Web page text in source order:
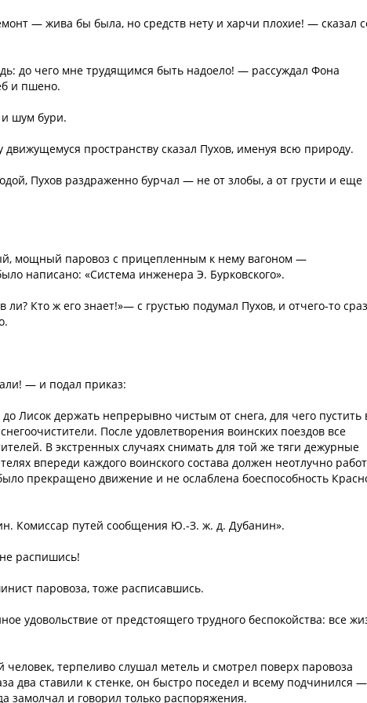
— жива бы была, но средств нету и харчи плохие! — сказал
до чего мне трудящимся быть надоело! — рассуждал Фона
и пшено.
и шум бури.
пространству сказал Пухов, именуя всю природу.
Пухов раздраженно бурчал — не от злобы, а от грусти и еще
мощный паровоз с прицепленным к нему вагоном —
написано: «Система инженера Э. Бурковского».
ли? Кто ж его знает!»— с грустью подумал Пухов, и отчего-то
— и подал приказ:
Лисок держать непрерывно чистым от снега, для чего пустить
После удовлетворения воинских поездов все
В экстренных случаях снимать для той же тяги дежурные
впереди каждого воинского состава должен неотлучно
прекращено движение и не ослаблена боеспособность
Комиссар путей сообщения Ю.-З. ж. д. Дубанин».
распишись!
паровоза, тоже расписавшись.
удовольствие от предстоящего трудного беспокойства: все
терпеливо слушал метель и смотрел поверх паровоза
два ставили к стенке, он быстро поседел и всему подчинился —
замолчал и говорил только распоряжения.